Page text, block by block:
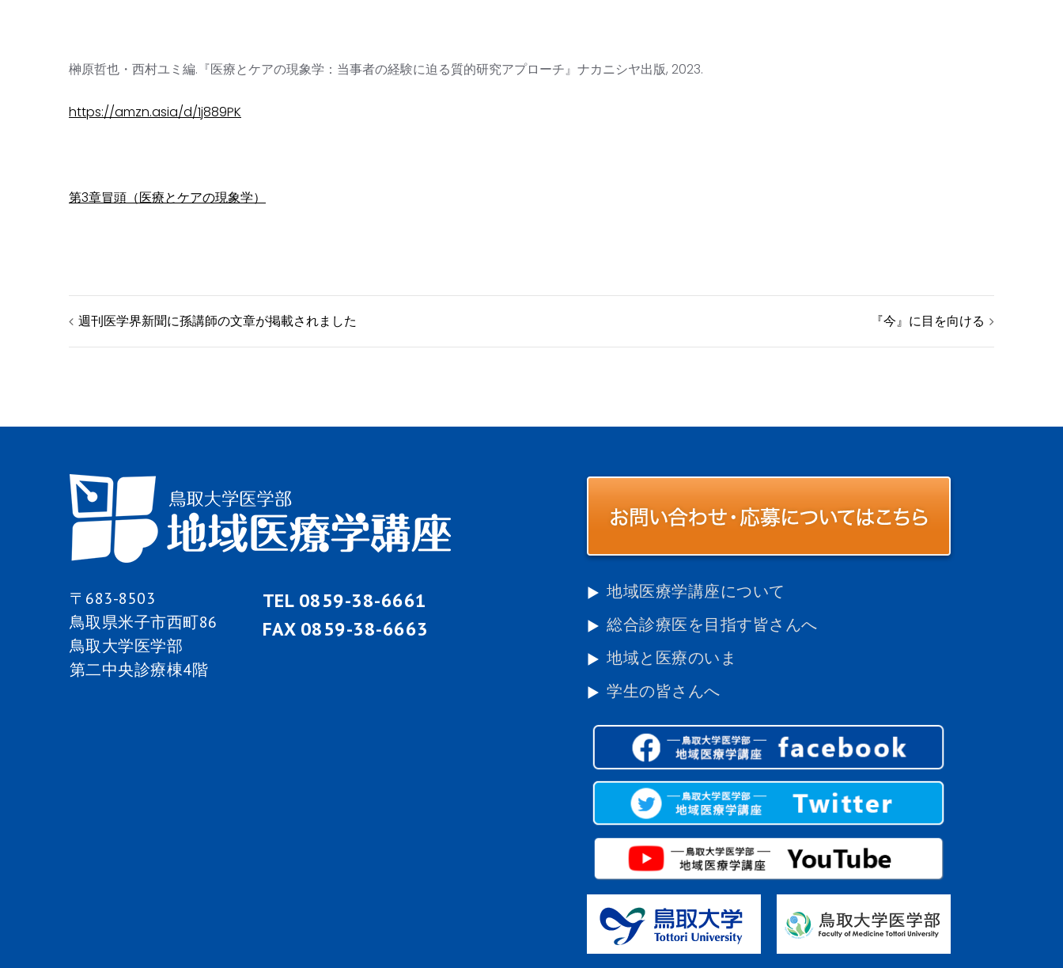
榊原哲也・西村ユミ編.『医療とケアの現象学：当事者の経験に迫る質的研究アプローチ』ナカニシヤ出版, 2023.
https://amzn.asia/d/1j889PK
第3章冒頭（医療とケアの現象学）
投
ゲ
ー
シ
ョ
ン
週刊医学界新聞に孫講師の文章が掲載されました 『今』に目を向ける
〒683-8503
鳥取県米子市西町86
鳥取大学医学部
第二中央診療棟4階
TEL 0859-38-6661
FAX 0859-38-6663
地域医療学講座について
総合診療医を目指す皆さんへ
地域と医療のいま
学生の皆さんへ